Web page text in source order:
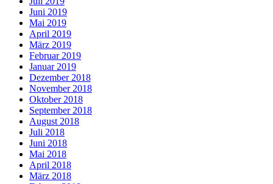
Juni 2019
Mai 2019
April 2019
März 2019
Februar 2019
Januar 2019
Dezember 2018
November 2018
Oktober 2018
September 2018
August 2018
Juli 2018
Juni 2018
Mai 2018
April 2018
März 2018